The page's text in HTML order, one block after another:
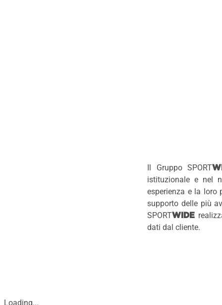
Il Gruppo SPORT
istituzionale e nel
esperienza e la loro
supporto delle più
SPORTWIDE
dati dal cliente.
Loading...